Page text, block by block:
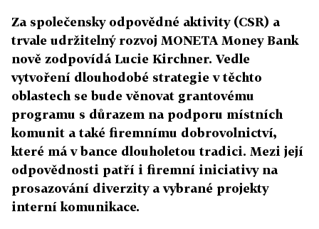
Za společensky odpovědné aktivity (CSR) a
trvale udržitelný rozvoj MONETA Money Bank
nově zodpovídá Lucie Kirchner. Vedle
vytvoření dlouhodobé strategie v těchto
oblastech se bude věnovat grantovému
programu s důrazem na podporu místních
komunit a také firemnímu dobrovolnictví,
které má v bance dlouholetou tradici. Mezi její
odpovědnosti patří i firemní iniciativy na
prosazování diverzity a vybrané projekty
interní komunikace.